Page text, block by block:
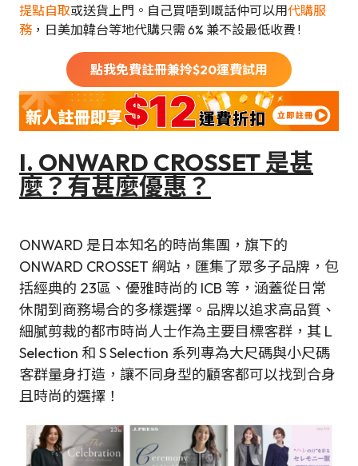
提點自取或送貨上門。自己買唔到嘅話仲可以用代購服
務 ，日美加韓台等地代購只需 6% 兼不設最低收費 !
點我免費註冊兼拎$20運費試用
I. ONWARD CROSSET 是甚
麼？有甚麼優惠？
ONWARD 是日本知名的時尚集團，旗下的
ONWARD CROSSET 網站，匯集了眾多子品牌，包
括經典的 23區、優雅時尚的 ICB 等，涵蓋從日常
休閒到商務場合的多樣選擇。品牌以追求高品質、
細膩剪裁的都市時尚人士作為主要目標客群，其 L
Selection 和 S Selection 系列專為大尺碼與小尺碼
客群量身打造，讓不同身型的顧客都可以找到合身
且時尚的選擇！